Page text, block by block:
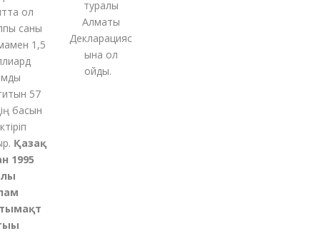
ол
саны
1,5
57
басын
Қазақ
туралы
Алматы
Декларацияс
ына қол
қойды.